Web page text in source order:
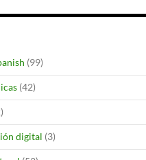
(99)
(42)
digital (3)